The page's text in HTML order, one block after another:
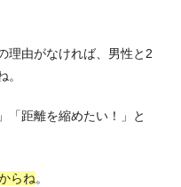
理由がなければ、男性と2
。
「距離を縮めたい！」と
らね。